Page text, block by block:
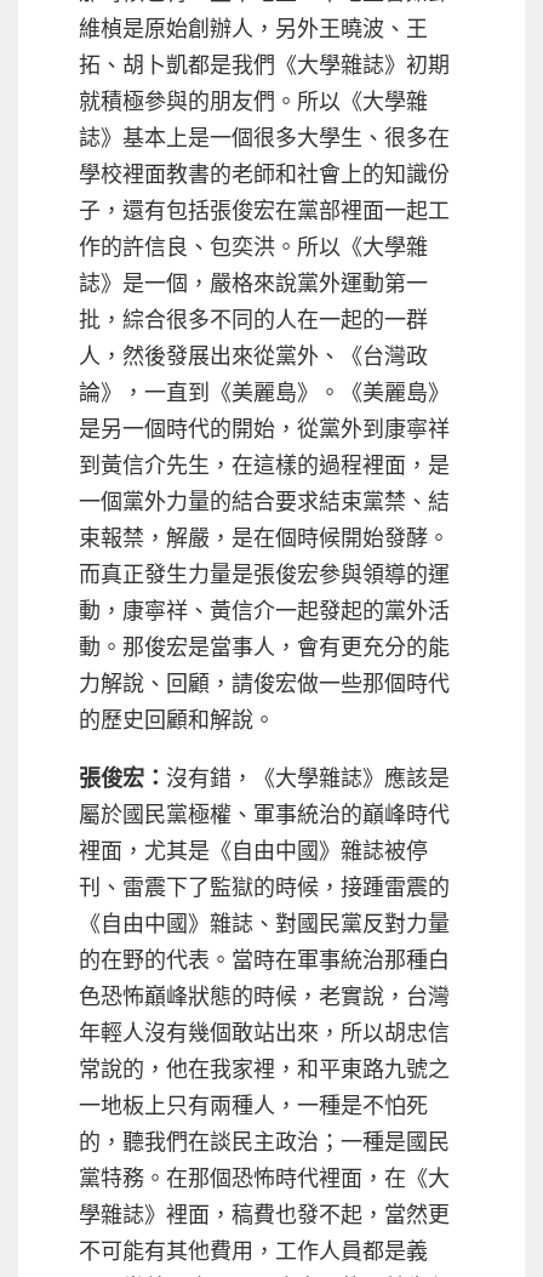
維楨是原始創辦人，另外王曉波、王
拓、胡卜凱都是我們《大學雜誌》初期
就積極參與的朋友們。所以《大學雜
誌》基本上是一個很多大學生、很多在
學校裡面教書的老師和社會上的知識份
子，還有包括張俊宏在黨部裡面一起工
作的許信良、包奕洪。所以《大學雜
誌》是一個，嚴格來說黨外運動第一
批，綜合很多不同的人在一起的一群
人，然後發展出來從黨外、《台灣政
論》，一直到《美麗島》。《美麗島》
是另一個時代的開始，從黨外到康寧祥
到黃信介先生，在這樣的過程裡面，是
一個黨外力量的結合要求結束黨禁、結
束報禁，解嚴，是在個時候開始發酵。
而真正發生力量是張俊宏參與領導的運
動，康寧祥、黃信介一起發起的黨外活
動。那俊宏是當事人，會有更充分的能
力解說、回顧，請俊宏做一些那個時代
的歷史回顧和解說。
張俊宏： 沒有錯，《大學雜誌》應該是
屬於國民黨極權、軍事統治的巔峰時代
裡面，尤其是《自由中國》雜誌被停
刊、雷震下了監獄的時候，接踵雷震的
《自由中國》雜誌、對國民黨反對力量
的在野的代表。當時在軍事統治那種白
色恐怖巔峰狀態的時候，老實說，台灣
年輕人沒有幾個敢站出來，所以胡忠信
常說的，他在我家裡，和平東路九號之
一地板上只有兩種人，一種是不怕死
的，聽我們在談民主政治；一種是國民
黨特務。在那個恐怖時代裡面，在《大
學雜誌》裡面，稿費也發不起，當然更
不可能有其他費用，工作人員都是義